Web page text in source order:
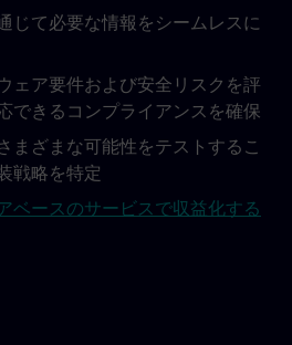
じて必要な情報をシームレスに
ェア要件および安全リスクを評
できるコンプライアンスを確保
まざまな可能性をテストするこ
戦略を特定
ベースのサービスで収益化する